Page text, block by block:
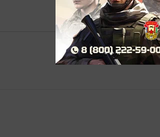
Авторизоваться